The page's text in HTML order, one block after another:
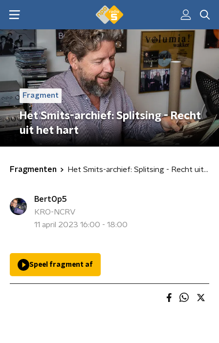
Fragment
Het Smits-archief: Splitsing - Recht
uit het hart
Fragmenten Het Smits-archief: Splitsing - Recht uit het hart
BertOp5
KRO-NCRV
11 april 2023 16:00 - 18:00
Speel fragment af